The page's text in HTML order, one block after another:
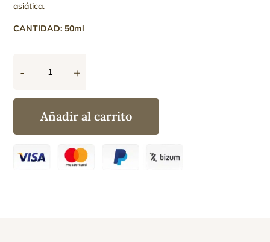
asiática.
CANTIDAD: 50ml
-
Hidratante
Reparadora
+
Añadir al carrito